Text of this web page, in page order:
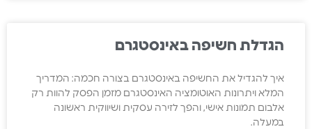
הגדלת חשיפה באינסטגרם
איך להגדיל את החשיפה באינסטגרם בצורה חכמה: המדריך
המלא ויתרונות האוטומציה האינסטגרם מזמן הפסק להוות רק
אלבום תמונות אישי, והפך לזירה עסקית ושיווקית ראשונה
במעלה.